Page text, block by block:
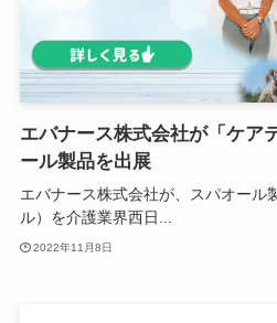
エバナース株式会社が「ケア
ール製品を出展
エバナース株式会社が、スパオー
ル）を介護業界西日...
2022年11月8日